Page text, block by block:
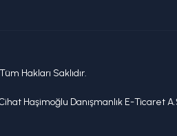
Hakları Saklıdır.
Haşimoğlu Danışmanlık E-Ticaret